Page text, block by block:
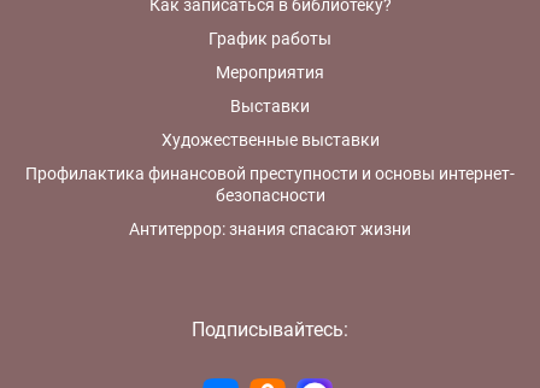
Как записаться в библиотеку?
График работы
Мероприятия
Выставки
Художественные выставки
Профилактика финансовой преступности и основы интернет-
безопасности
Антитеррор: знания спасают жизни
Подписывайтесь: